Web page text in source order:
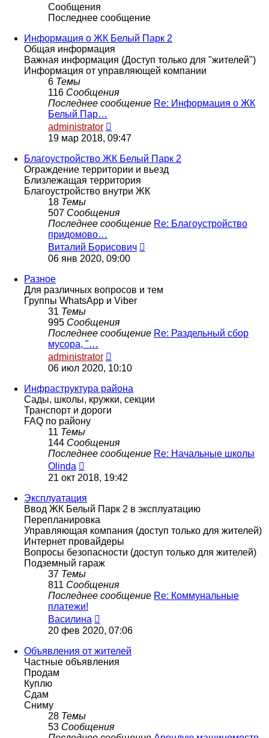
Сообщения
Последнее сообщение
Информация о ЖК Белый Парк 2
Общая информация
Важная информация (Доступ только для "жителей")
Информация от управляющей компании
6 Темы
116 Сообщения
Последнее сообщение Re: Информация о ЖК
Белый Пар…
administrator
к
сообщению
19 мар 2018, 09:47
Благоустройство ЖК Белый Парк 2
Ограждение территории и вьезд
Близлежащая территория
Благоустройство внутри ЖК
18 Темы
507 Сообщения
Последнее сообщение Re: Благоустройство
придомово…
Виталий Борисович
06 янв 2020, 09:00
Разное
Для различных вопросов и тем
Группы WhatsApp и Viber
31 Темы
995 Сообщения
Последнее сообщение Re: Раздельный сбор
мусора, "…
administrator
к
сообщению
06 июл 2020, 10:10
Инфраструктура района
Сады, школы, кружки, секции
Транспорт и дороги
FAQ по району
11 Темы
144 Сообщения
Последнее сообщение Re: Начальные школы
Olinda
к
последнему
сообщению
21 окт 2018, 19:42
Эксплуатация
Ввод ЖК Белый Парк 2 в эксплуатацию
Перепланировка
Управляющая компания (доступ только для жителей)
Интернет провайдеры
Вопросы безопасности (доступ только для жителей)
Подземный гараж
37 Темы
811 Сообщения
Последнее сообщение Re: Коммунальные
платежи!
Василина
к
последнему
сообщению
20 фев 2020, 07:06
Объявления от жителей
Частные объявления
Продам
Куплю
Сдам
Сниму
28 Темы
53 Сообщения